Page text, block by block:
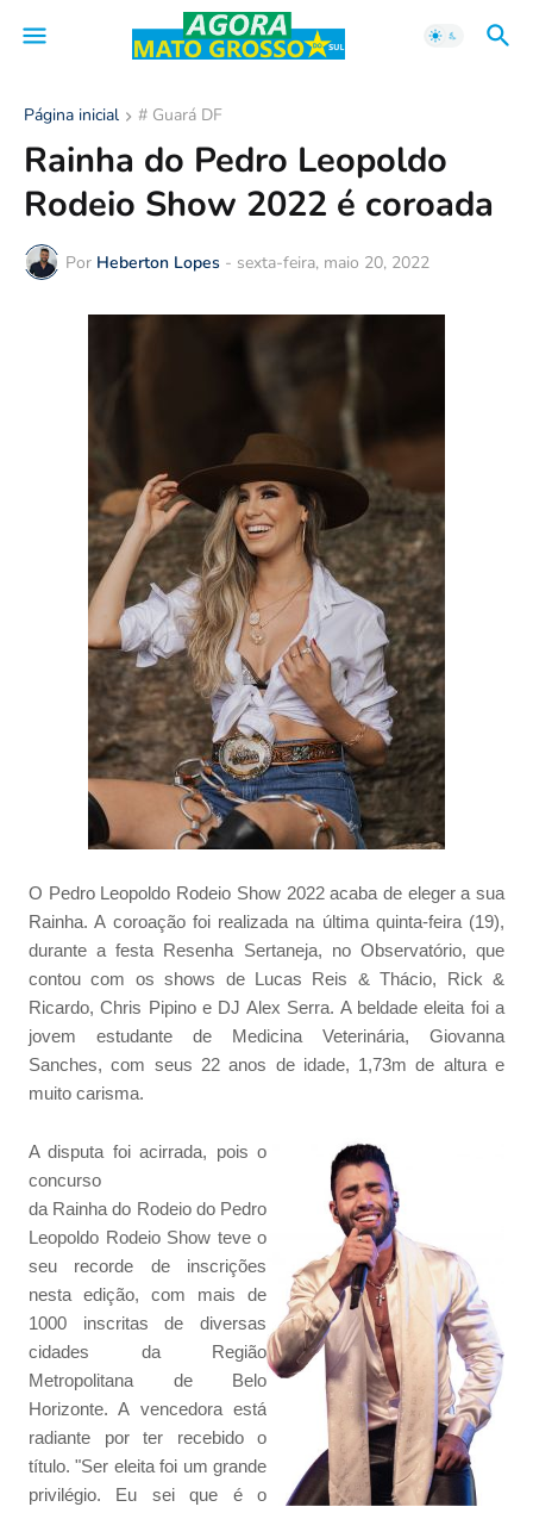
Página inicial # Guará DF
Rainha do Pedro Leopoldo
Rodeio Show 2022 é coroada
Por Heberton Lopes - sexta-feira, maio 20, 2022
O Pedro Leopoldo Rodeio Show 2022 acaba de eleger a sua
Rainha. A coroação foi realizada na última quinta-feira (19),
durante a festa Resenha Sertaneja, no Observatório, que
contou com os shows de Lucas Reis & Thácio, Rick &
Ricardo, Chris Pipino e DJ Alex Serra. A beldade eleita foi a
jovem estudante de Medicina Veterinária, Giovanna
Sanches, com seus 22 anos de idade, 1,73m de altura e
muito carisma.
A disputa foi acirrada, pois o
concurso
da Rainha do Rodeio do Pedro
Leopoldo Rodeio Show teve o
seu recorde de inscrições
nesta edição, com mais de
1000 inscritas de diversas
cidades da Região
Metropolitana de Belo
Horizonte. A vencedora está
radiante por ter recebido o
título. "Ser eleita foi um grande
privilégio. Eu sei que é o